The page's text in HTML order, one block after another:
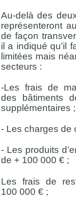
Au-delà des
représenteront
de façon
il a indiqué qu’il
limitées mais
secteurs :
-Les frais de
des bâtiments
supplémentaires ;
- Les charges de
- Les produits
de + 100 000 € ;
Les frais de
100 000 € ;